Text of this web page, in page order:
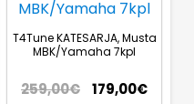
T4Tune KATESARJA, Musta
MBK/Yamaha 7kpl
259,00€ 179,00€